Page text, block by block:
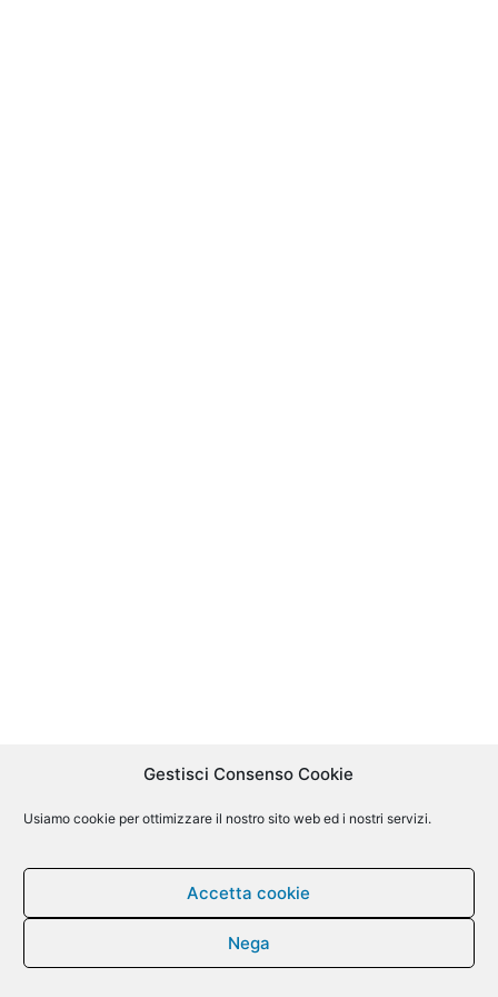
Gestisci Consenso Cookie
Usiamo cookie per ottimizzare il nostro sito web ed i nostri servizi.
Accetta cookie
Nega